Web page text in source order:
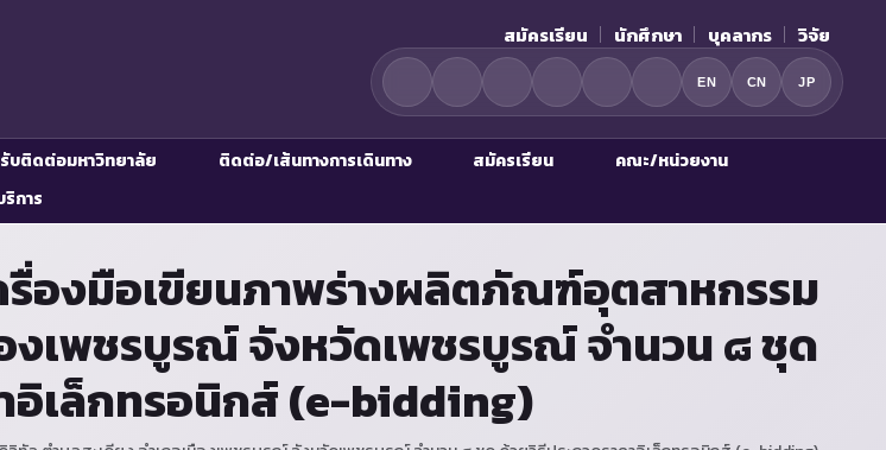
สมัครเรียน นักศึกษา บุคลากร วิจัย
EN CN JP
บติดต่อมหาวิทยาลัย ติดต่อ/เส้นทางการเดินทาง สมัครเรียน
คณะ/หน่วยงาน
การ
รื่องมือเขียนภาพร่างผลิตภัณฑ์อุตสาหกรรม
งเพชรบูรณ์ จังหวัดเพชรบูรณ์ จำนวน ๘ ชุด
อิเล็กทรอนิกส์ (e-bidding)